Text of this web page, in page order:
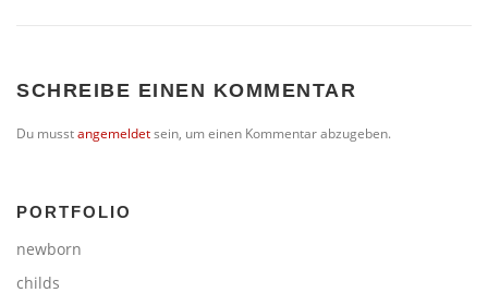
SCHREIBE EINEN KOMMENTAR
Du musstangemeldetsein, um einen Kommentar abzugeben.
PORTFOLIO
newborn
childs